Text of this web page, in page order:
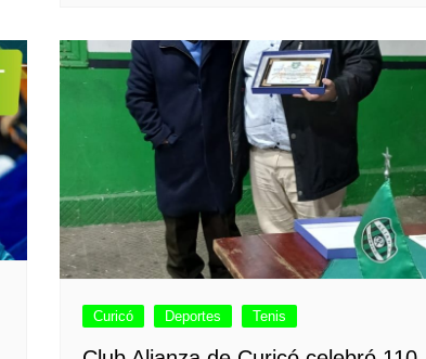
Curicó Deportes Tenis